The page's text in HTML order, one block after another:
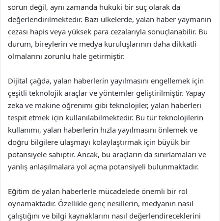
sorun değil, aynı zamanda hukuki bir suç olarak da
değerlendirilmektedir. Bazı ülkelerde, yalan haber yaymanın
cezası hapis veya yüksek para cezalarıyla sonuçlanabilir. Bu
durum, bireylerin ve medya kuruluşlarının daha dikkatli
olmalarını zorunlu hale getirmiştir.
Dijital çağda, yalan haberlerin yayılmasını engellemek için
çeşitli teknolojik araçlar ve yöntemler geliştirilmiştir. Yapay
zeka ve makine öğrenimi gibi teknolojiler, yalan haberleri
tespit etmek için kullanılabilmektedir. Bu tür teknolojilerin
kullanımı, yalan haberlerin hızla yayılmasını önlemek ve
doğru bilgilere ulaşmayı kolaylaştırmak için büyük bir
potansiyele sahiptir. Ancak, bu araçların da sınırlamaları ve
yanlış anlaşılmalara yol açma potansiyeli bulunmaktadır.
Eğitim de yalan haberlerle mücadelede önemli bir rol
oynamaktadır. Özellikle genç nesillerin, medyanın nasıl
çalıştığını ve bilgi kaynaklarını nasıl değerlendireceklerini